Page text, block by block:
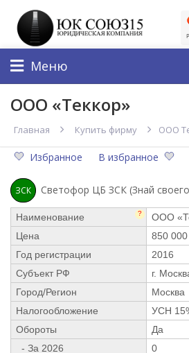
Меню
ООО «Теккор»
Главная Купить фирму ООО
Избранное В избранное
ЗСК Светофор ЦБ ЗСК (Знай
Наименование ?
ООО
Цена
850
Год регистрации
2016
Субъект РФ
г.
Город/Регион
Москва
Налогообложение
УСН
Обороты
Да
- За 2026
0